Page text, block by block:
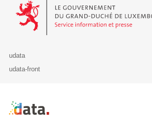
Le Gouvernement du Grand-Duché de
udata
udata-front
Retour à l'accueil de data.public.lu